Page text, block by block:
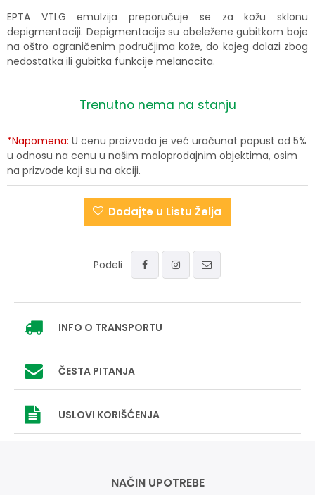
EPTA VTLG emulzija preporučuje se za kožu sklonu
depigmentaciji. Depigmentacije su obeležene gubitkom boje
na oštro ograničenim područjima kože, do kojeg dolazi zbog
nedostatka ili gubitka funkcije melanocita.
Trenutno nema na stanju
*Napomena: U cenu proizvoda je već uračunat popust od 5%
u odnosu na cenu u našim maloprodajnim objektima, osim
na prizvode koji su na akciji.
Dodajte u Listu Želja
Podeli
INFO O TRANSPORTU
ČESTA PITANJA
USLOVI KORIŠĆENJA
NAČIN UPOTREBE